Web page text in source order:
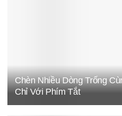
Chèn Nhiều Dòng Trống
Chỉ Với Phím Tắt